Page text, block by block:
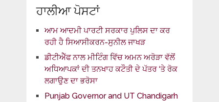
ਹਾਲੀਆ ਪੋਸਟਾਂ
ਆਮ ਆਦਮੀ ਪਾਰਟੀ ਸਰਕਾਰ ਪੁਲਿਸ ਦਾ ਕਰ
ਰਹੀ ਹੈ ਸਿਆਸੀਕਰਨ-ਸੁਨੀਲ ਜਾਖੜ
ਡੀਟੀਐੱਫ ਨਾਲ ਮੀਟਿੰਗ ਵਿੱਚ ਅਮਨ ਅਰੋੜਾ ਵੱਲੋਂ
ਅਧਿਆਪਕਾਂ ਦੀ ਤਨਖਾਹ ਕਟੌਤੀ ਦੇ ਪੱਤਰ ‘ਤੇ ਰੋਕ
ਲਗਾਉਣ ਦਾ ਭਰੋਸਾ
Punjab Governor and UT Chandigarh